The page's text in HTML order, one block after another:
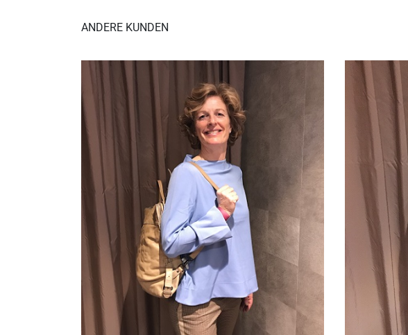
ANDERE KUNDEN
Personal
Shopping Laura